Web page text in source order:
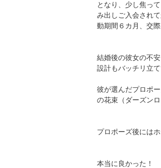
となり、少し焦っ
み出しご入会され
動期間６カ月、交
結婚後の彼女の不
設計もバッチリ立
彼が選んだプロポ
の花束（ダーズン
プロポーズ後には
本当に良かった！